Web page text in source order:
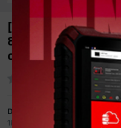
[Jeep Renegade
88Kw Diesel] A
c1206
Da DIEGO DL MOTORS
18 Novembre 2019
Sicurezza